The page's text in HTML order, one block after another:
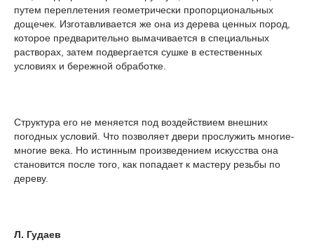
путем переплетения геометрически пропорциональных
дощечек. Изготавливается же она из дерева ценных пород,
которое предварительно вымачивается в специальных
растворах, затем подвергается сушке в естественных
условиях и бережной обработке.
Структура его не меняется под воздействием внешних
погодных условий. Что позволяет двери прослужить многие-
многие века. Но истинным произведением искусства она
становится после того, как попадает к мастеру резьбы по
дереву.
Л. Гудаев